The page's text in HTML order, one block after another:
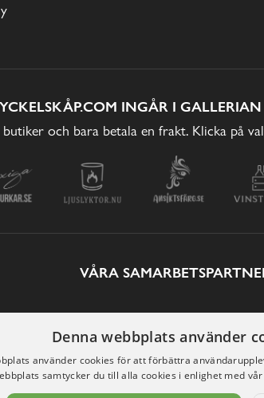
INGÅR I GALLERIAN
och bara betala en frakt. Klicka på
VÅRA
Denna webbplats använder
använder cookies för att förbättra
samtycker du till alla cookies i enlighet med